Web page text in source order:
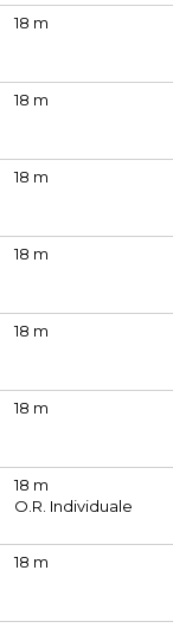
18 m
18 m
18 m
18 m
18 m
18 m
18 m
O.R. Individuale
18 m